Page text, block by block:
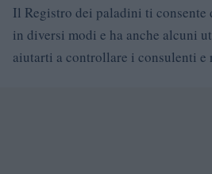
Il Registro dei paladini ti
in diversi modi e ha anche alcuni
aiutarti a controllare i consulenti